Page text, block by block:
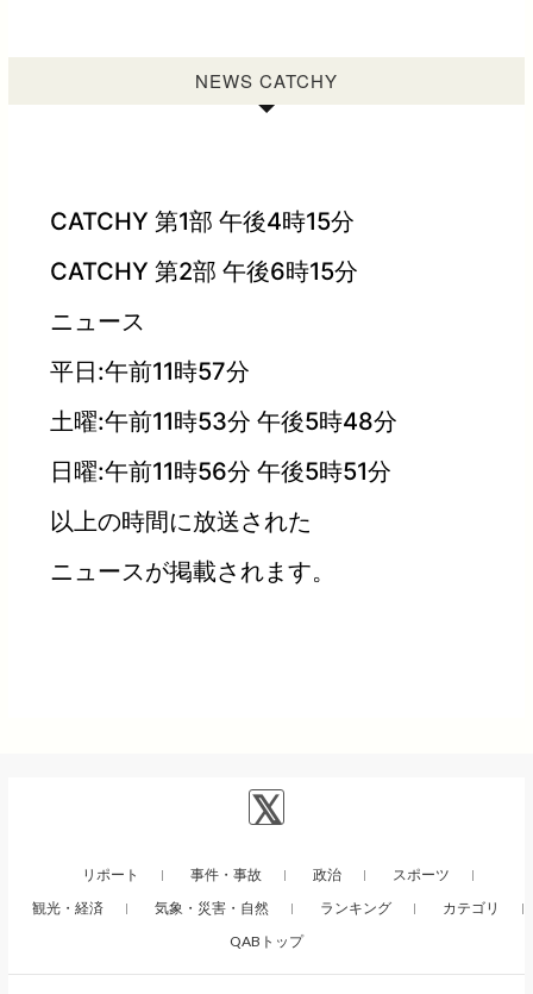
NEWS CATCHY
CATCHY 第1部 午後4時15分
CATCHY 第2部 午後6時15分
ニュース
平日:午前11時57分
土曜:午前11時53分 午後5時48分
日曜:午前11時56分 午後5時51分
以上の時間に放送された
ニュースが掲載されます。
リポート 事件・事故 政治
スポーツ
観光・経済
気象・災害・自然 ランキング
カテゴリ
QABトップ